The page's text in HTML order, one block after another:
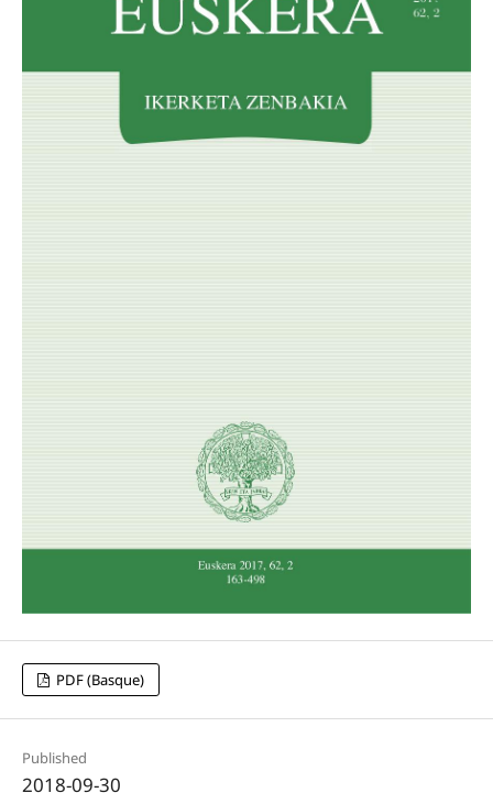
PDF (Basque)
Published
2018-09-30